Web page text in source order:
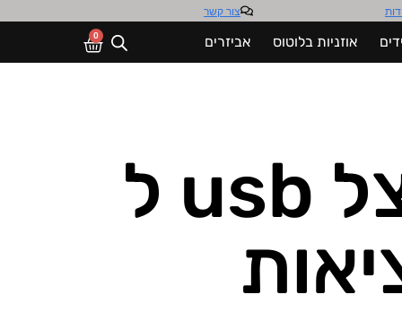
צור קשר
אוזניות בלוטוס אביזרים 0
מפצל usb ל